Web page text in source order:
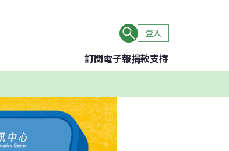
登入
訂閱電子報捐款支持